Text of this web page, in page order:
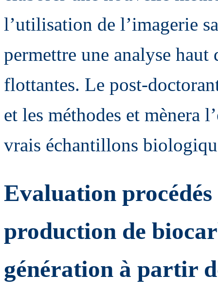
l’utilisation de l’imagerie
permettre une analyse
flottantes. Le post-
et les méthodes et mènera
vrais échantillons
Evaluation
production de
génération à partir